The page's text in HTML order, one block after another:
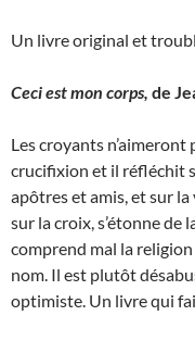
Un livre original et
Ceci est mon corps, de
Les croyants n’aimeront
crucifixion et il réfléchit
apôtres et amis, et sur
sur la croix, s’étonne
comprend mal la religion
nom. Il est plutôt
optimiste. Un livre qui